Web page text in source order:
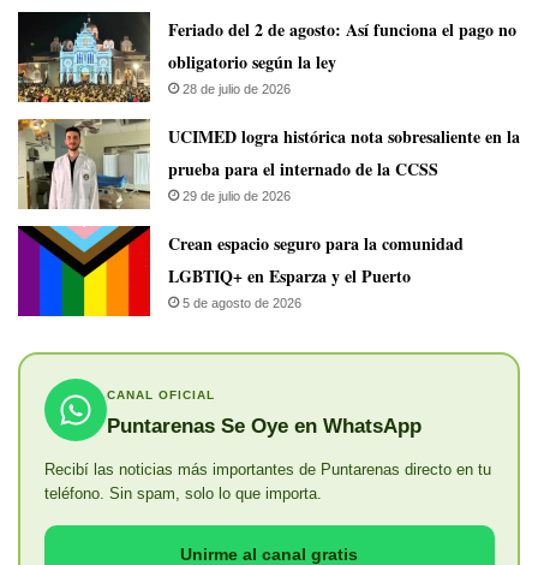
Feriado del 2 de agosto: Así funciona el pago no
obligatorio según la ley
28 de julio de 2026
UCIMED logra histórica nota sobresaliente en la
prueba para el internado de la CCSS
29 de julio de 2026
Crean espacio seguro para la comunidad
LGBTIQ+ en Esparza y el Puerto
5 de agosto de 2026
CANAL OFICIAL
Puntarenas Se Oye en WhatsApp
Recibí las noticias más importantes de Puntarenas directo en tu
teléfono. Sin spam, solo lo que importa.
Unirme al canal gratis